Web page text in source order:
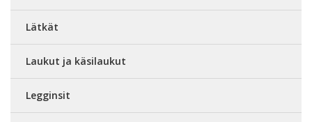
Lätkät
Laukut ja käsilaukut
Legginsit